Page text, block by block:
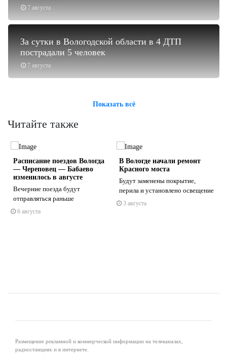
7 августа
7 августа
За сутки в Вологодской области в 4 ДТП
пострадали 5 человек
Показать всё
Читайте также
Расписание поездов Вологда
— Череповец — Бабаево
изменилось в августе
Вечерние поезда будут
отправляться раньше
6 августа
В Вологде начали ремонт
Красного моста
Будут заменены покрытие,
перила и установлено освещение
3 августа
Размещение рекламной и коммерческой информации на телеканалах,
радиостанциях и в интернете.